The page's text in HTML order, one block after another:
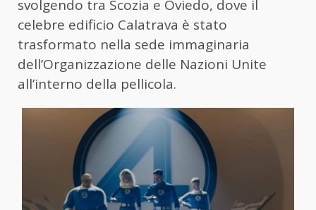
svolgendo tra Scozia e Oviedo, dove il
celebre edificio Calatrava è stato
trasformato nella sede immaginaria
dell’Organizzazione delle Nazioni Unite
all’interno della pellicola.